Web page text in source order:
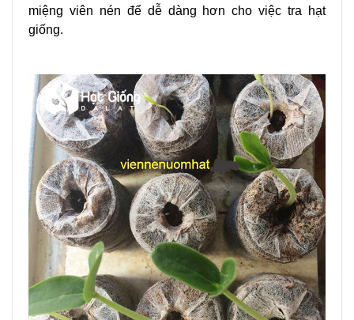
miệng viên nén để dễ dàng hơn cho việc tra hạt
giống.